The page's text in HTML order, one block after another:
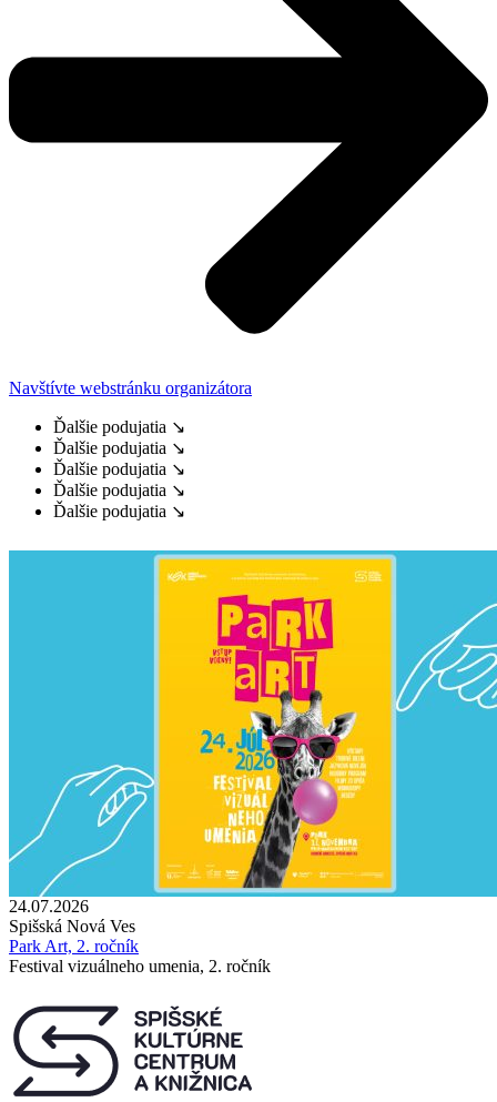
Navštívte webstránku organizátora
Ďalšie podujatia ↘
Ďalšie podujatia ↘
Ďalšie podujatia ↘
Ďalšie podujatia ↘
Ďalšie podujatia ↘
24.07.2026
Spišská Nová Ves
Park Art, 2. ročník
Festival vizuálneho umenia, 2. ročník